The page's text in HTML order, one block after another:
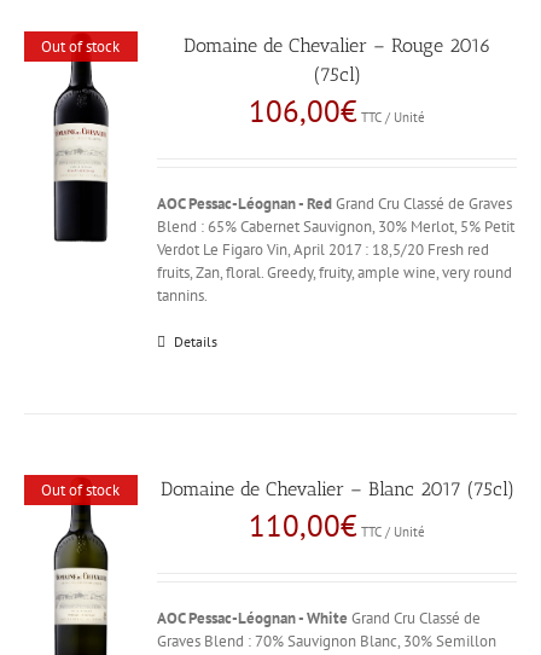
Out of stock
Domaine de Chevalier – Rouge 2016
(75cl)
106,00€ TTC / Unité
AOC Pessac-Léognan - RedGrand Cru Classé de Graves
Blend : 65% Cabernet Sauvignon, 30% Merlot, 5% Petit
Verdot Le Figaro Vin, April 2017 : 18,5/20 Fresh red
fruits, Zan, floral. Greedy, fruity, ample wine, very round
tannins.
Details
Out of stock Domaine de Chevalier – Blanc 2017 (75cl)
110,00€ TTC / Unité
AOC Pessac-Léognan - White Grand Cru Classé de
Graves Blend : 70% Sauvignon Blanc, 30% Semillon